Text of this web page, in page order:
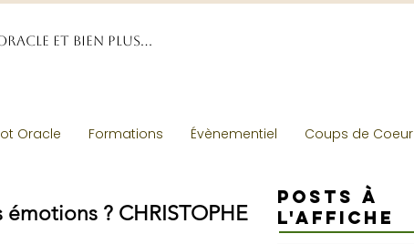
ET BIEN PLUS...
Oracle Formations Évènementiel Coups de Coeur
? CHRISTOPHE
Posts à
l'affiche